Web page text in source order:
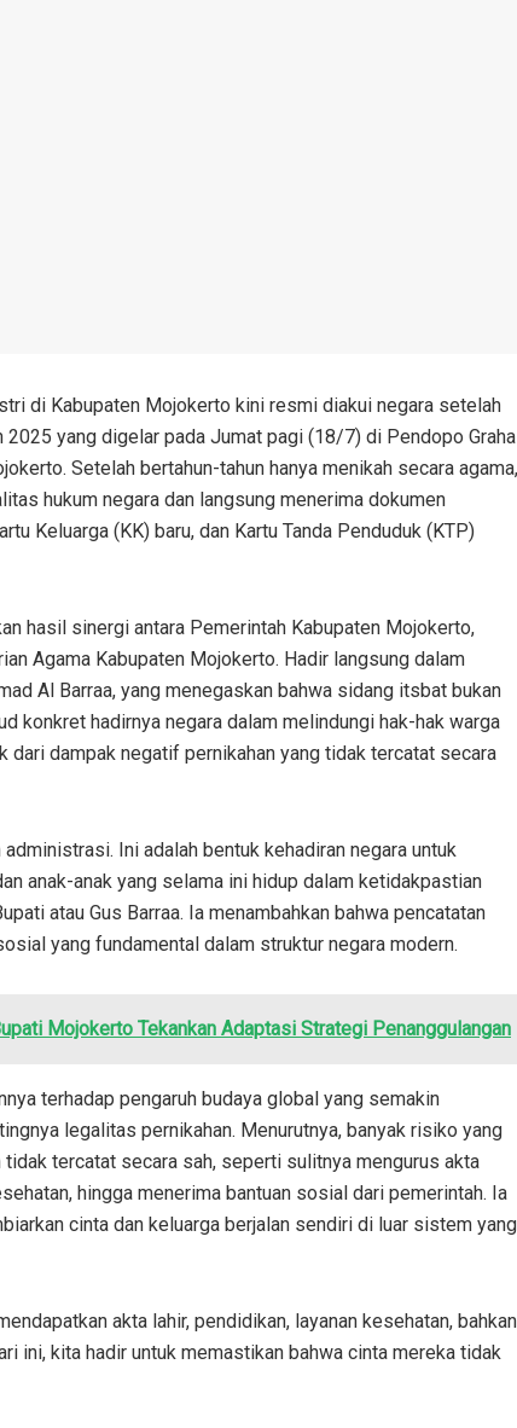
di Kabupaten Mojokerto kini resmi diakui negara setelah
yang digelar pada Jumat pagi (18/7) di Pendopo Graha
Setelah bertahun-tahun hanya menikah secara agama,
hukum negara dan langsung menerima dokumen
Keluarga (KK) baru, dan Kartu Tanda Penduduk (KTP)
hasil sinergi antara Pemerintah Kabupaten Mojokerto,
Agama Kabupaten Mojokerto. Hadir langsung dalam
Al Barraa, yang menegaskan bahwa sidang itsbat bukan
konkret hadirnya negara dalam melindungi hak-hak warga
dari dampak negatif pernikahan yang tidak tercatat secara
Ini adalah bentuk kehadiran negara untuk
anak-anak yang selama ini hidup dalam ketidakpastian
atau Gus Barraa. Ia menambahkan bahwa pencatatan
yang fundamental dalam struktur negara modern.
Mojokerto Tekankan Adaptasi Strategi Penanggulangan
terhadap pengaruh budaya global yang semakin
legalitas pernikahan. Menurutnya, banyak risiko yang
tercatat secara sah, seperti sulitnya mengurus akta
hingga menerima bantuan sosial dari pemerintah. Ia
cinta dan keluarga berjalan sendiri di luar sistem yang
akta lahir, pendidikan, layanan kesehatan, bahkan
ini, kita hadir untuk memastikan bahwa cinta mereka tidak